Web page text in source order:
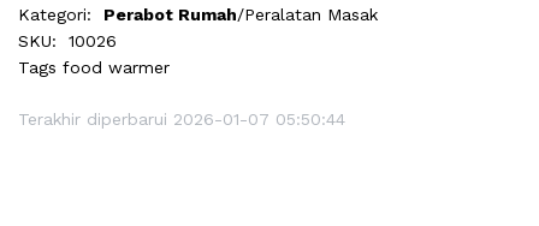
Kategori:
Perabot Rumah/Peralatan Masak
SKU:
10026
Tags food warmer
Terakhir diperbarui 2026-01-07 05:50:44